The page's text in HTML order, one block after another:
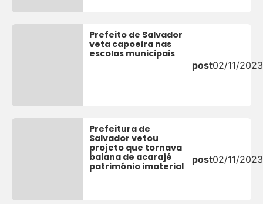
Prefeito de Salvador
veta capoeira nas
escolas municipais
post02/11/2023
Prefeitura de
Salvador vetou
projeto que tornava
baiana de acarajé
patrimônio imaterial
post02/11/2023